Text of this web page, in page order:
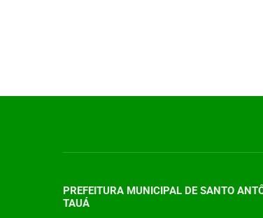
PREFEITURA MUNICIPAL DE SANTO
TAUÁ